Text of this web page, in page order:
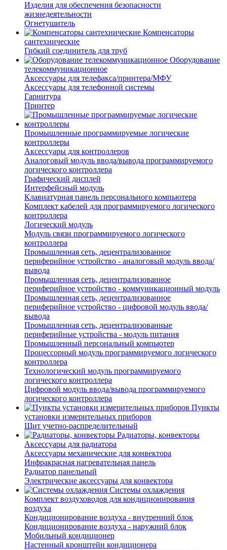
Изделия для обеспечения безопасности
жизнедеятельности
Огнетушитель
Компенсаторы
сантехнические
Гибкий соединитель для труб
Оборудование
телекоммуникационное
Аксессуары для телефакса/принтера/МФУ
Аксессуары для телефонной системы
Гарнитура
Принтер
Промышленные программируемые логические
контроллеры
Аксессуары для контроллеров
Аналоговый модуль ввода/вывода программируемого
логического контроллера
Графический дисплей
Интерфейсный модуль
Клавиатурная панель персонального компьютера
Комплект кабелей для программируемого логического
контроллера
Логический модуль
Модуль связи программируемого логического
контроллера
Промышленная сеть, децентрализованное
периферийное устройство - аналоговый модуль ввода/
вывода
Промышленная сеть, децентрализованное
периферийное устройство - коммуникационный модуль
Промышленная сеть, децентрализованное
периферийное устройство - цифровой модуль ввода/
вывода
Промышленная сеть, децентрализованные
периферийные устройства - модуль питания
Промышленный персональный компьютер
Процессорный модуль программируемого логического
контроллера
Технологический модуль программируемого
логического контроллера
Цифровой модуль ввода/вывода программируемого
логического контроллера
Пункты
установки измерительных приборов
Щит учетно-распределительный
Радиаторы, конвекторы
Аксессуары для радиатора
Аксессуары механические для конвектора
Инфракрасная нагревательная панель
Радиатор панельный
Электрические аксессуары для конвектора
Системы охлаждения
Комплект воздуховодов для кондиционирования
воздуха
Кондиционирование воздуха - внутренний блок
Кондиционирование воздуха - наружний блок
Мобильный кондиционер
Настенный кронштейн кондиционера